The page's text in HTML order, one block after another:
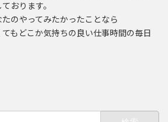
おります。
のやってみたかったことなら
もどこか気持ちの良い仕事時間の毎日